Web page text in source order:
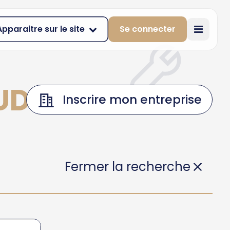
sur le site Se connecter
Inscrire mon entreprise
Fermer la recherche